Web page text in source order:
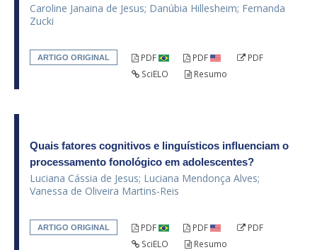
Caroline Janaina de Jesus; Danúbia Hillesheim; Fernanda
Zucki
ARTIGO ORIGINAL PDF PDF
PDF
SciELO
Resumo
Quais fatores cognitivos e linguísticos influenciam o
processamento fonológico em adolescentes?
Luciana Cássia de Jesus; Luciana Mendonça Alves;
Vanessa de Oliveira Martins-Reis
ARTIGO ORIGINAL PDF PDF
PDF
SciELO
Resumo